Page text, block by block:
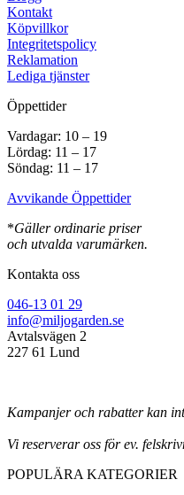
Kontakt
Köpvillkor
Integritetspolicy
Reklamation
Lediga tjänster
Öppettider
Vardagar: 10 – 19
Lördag: 11 – 17
Söndag: 11 – 17
Avvikande Öppettider
*Gäller ordinarie priser
och utvalda varumärken.
Kontakta oss
046-13 01 29
info@miljogarden.se
Avtalsvägen 2
227 61 Lund
Kampanjer och rabatter kan
Vi reserverar oss för ev.
POPULÄRA KATEGORIER